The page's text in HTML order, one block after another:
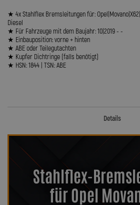
★ 4x Stahlflex Bremsleitungen für:
Diesel
★ Für Fahrzeuge mit dem Baujahr: 10|2019 - -
★ Einbauposition: vorne + hinten
★ ABE oder Teilegutachten
★ Kupfer Dichtringe (falls benötigt)
★ HSN: 1844 | TSN: ABE
Details
Stahlflex-
für Opel